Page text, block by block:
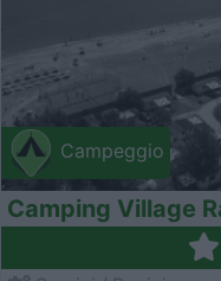
Campeggio
Camping Village